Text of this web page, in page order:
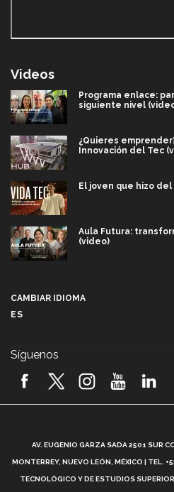
Videos
Programa enlace:
siguiente nivel
¿Quieres
Innovación del Tec
El joven que hizo
Aula Futura:
(video)
2026! (video)
¿Cómo es el Modelo
CAMBIAR IDIOMA
ES
Síguenos
AV. EUGENIO GARZA SADA 2501 SUR
MONTERREY, NUEVO LEÓN, MÉXICO |
TECNOLÓGICO Y DE ESTUDIOS